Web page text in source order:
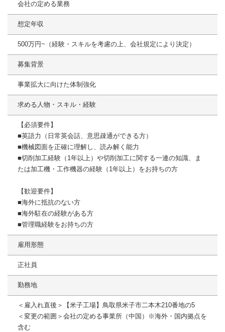
会社の定める業務
想定年収
500万円~（経験・スキルを考慮の上、会社規定により決定）
募集背景
事業拡大に向けた体制強化
求める人物・スキル・経験
【必須要件】
■英語力（日常英会話、意思疎通ができる方）
■機械図面を正確に理解し、読み解く能力
■切削加工経験（1年以上）や切削加工に関する一連の知識、ま
たは加工機・工作機器の経験（1年以上）をお持ちの方
【歓迎要件】
■海外に抵抗のない方
■海外駐在の経験がある方
■管理職経験をお持ちの方
雇用形態
正社員
勤務地
＜雇入れ直後＞【米子工場】鳥取県米子市二本木210番地の5
＜変更の範囲＞会社の定める事業所（中国）※海外・国内拠点を
含む